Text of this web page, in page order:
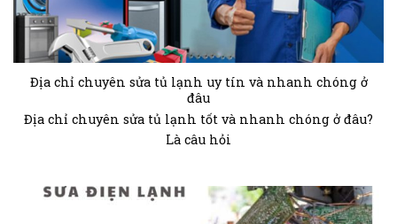
Địa chỉ chuyên sửa tủ lạnh uy tín và nhanh chóng ở
đâu
Địa chỉ chuyên sửa tủ lạnh tốt và nhanh chóng ở đâu?
Là câu hỏi